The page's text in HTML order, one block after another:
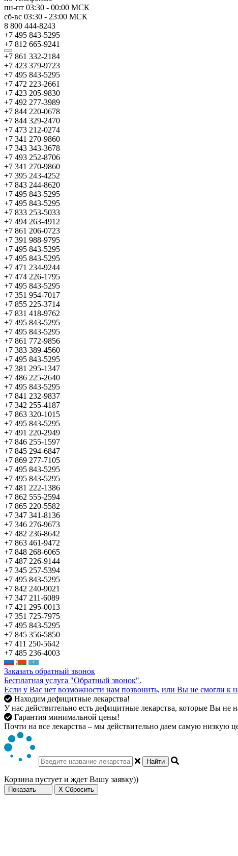
пн-пт 03:30 - 00:00 МСК
сб-вс 03:30 - 23:00 МСК
8 800 444-8243
+7 495 843-5295
+7 812 665-9241
+7 861 332-2184
+7 423 379-9723
+7 495 843-5295
+7 472 223-2661
+7 423 205-9830
+7 492 277-3989
+7 844 220-0678
+7 844 329-2470
+7 473 212-0274
+7 341 270-9860
+7 343 343-3678
+7 493 252-8706
+7 341 270-9860
+7 395 243-4252
+7 843 244-8620
+7 495 843-5295
+7 495 843-5295
+7 833 253-5033
+7 494 263-4912
+7 861 206-0723
+7 391 988-9795
+7 495 843-5295
+7 495 843-5295
+7 471 234-9244
+7 474 226-1795
+7 495 843-5295
+7 351 954-7017
+7 855 225-3714
+7 831 418-9762
+7 495 843-5295
+7 495 843-5295
+7 861 772-9856
+7 383 389-4560
+7 495 843-5295
+7 381 295-1347
+7 486 225-2640
+7 495 843-5295
+7 841 232-9837
+7 342 255-4187
+7 863 320-1015
+7 495 843-5295
+7 491 220-2949
+7 846 255-1597
+7 845 294-6847
+7 869 277-7105
+7 495 843-5295
+7 495 843-5295
+7 481 222-1386
+7 862 555-2594
+7 865 220-5582
+7 347 341-8136
+7 346 276-9673
+7 482 236-8642
+7 863 461-9472
+7 848 268-6065
+7 487 226-9144
+7 345 257-5394
+7 495 843-5295
+7 842 240-9021
+7 347 211-6089
+7 421 295-0013
+7 351 725-7975
+7 495 843-5295
+7 845 356-5850
+7 411 250-5642
+7 485 236-4003
Заказать обратный звонок
Бесплатная услуга "Обратный звонок".
Если у Вас нет возможности нам позвонить, или Вы не смогли к
Находим дефицитные лекарства!
У нас действительно есть дефицитные лекарства, которые Вы не
Гарантия минимальной цены!
Почти на все лекарства – мы действительно даем самую низкую
Найти
Корзина пустует и ждет Вашу заявку))
Показать X Сбросить